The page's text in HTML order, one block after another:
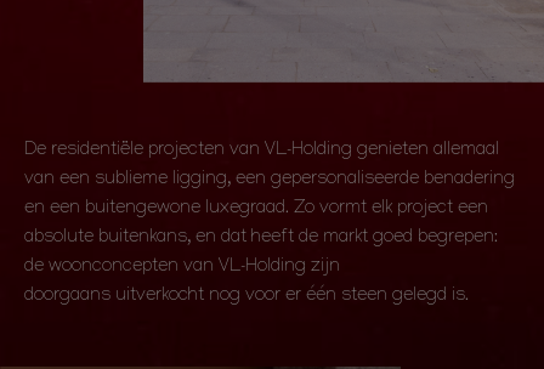
De residentiële projecten van VL-Holding genieten allemaal
van een sublieme ligging, een gepersonaliseerde benadering
en een buitengewone luxegraad. Zo vormt elk project een
absolute buitenkans, en dat heeft de markt goed begrepen:
de woonconcepten van VL-Holding zijn
doorgaans uitverkocht nog voor er één steen gelegd is.